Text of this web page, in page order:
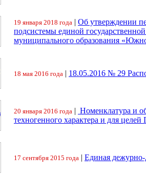
19 января 2018 года | Об утверждении
подсистемы единой
муниципального образования
18 мая 2016 года | 18.05.2016 № 29
20 января 2016 года | Номенклатура и
техногенного характера и для целей
17 сентября 2015 года | Единая